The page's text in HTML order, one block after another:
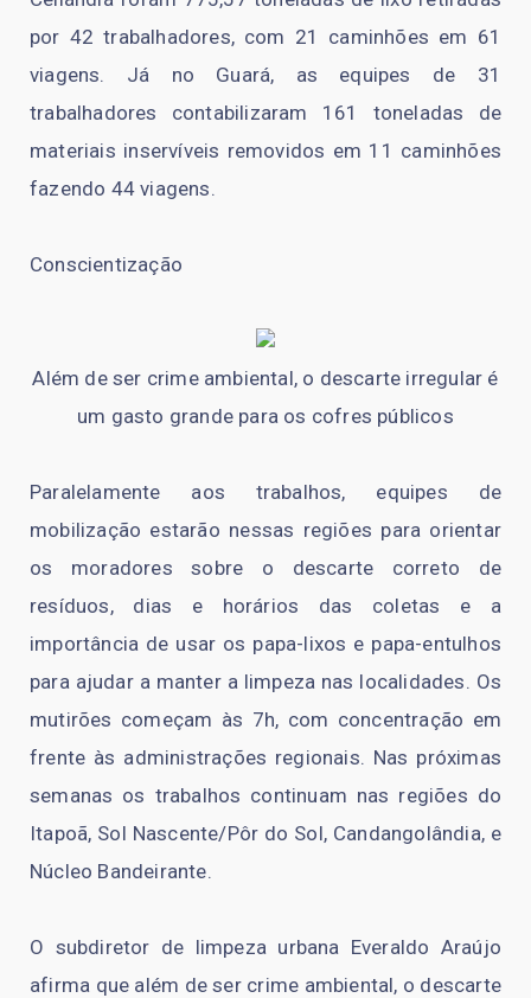
por 42 trabalhadores, com 21 caminhões em 61
viagens. Já no Guará, as equipes de 31
trabalhadores contabilizaram 161 toneladas de
materiais inservíveis removidos em 11 caminhões
fazendo 44 viagens.
Conscientização
Além de ser crime ambiental, o descarte irregular é
um gasto grande para os cofres públicos
Paralelamente aos trabalhos, equipes de
mobilização estarão nessas regiões para orientar
os moradores sobre o descarte correto de
resíduos, dias e horários das coletas e a
importância de usar os papa-lixos e papa-entulhos
para ajudar a manter a limpeza nas localidades. Os
mutirões começam às 7h, com concentração em
frente às administrações regionais. Nas próximas
semanas os trabalhos continuam nas regiões do
Itapoã, Sol Nascente/Pôr do Sol, Candangolândia, e
Núcleo Bandeirante.
O subdiretor de limpeza urbana Everaldo Araújo
afirma que além de ser crime ambiental, o descarte